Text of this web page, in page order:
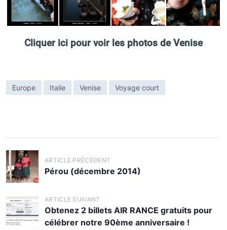
Cliquer ici pour voir les photos de Venise
Europe Italie Venise Voyage court
N
a
v
i
g
ARTICLE PRÉCÉDENT
Pérou (décembre 2014)
ARTICLE SUIVANT
Obtenez 2 billets AIR RANCE gratuits pour
célébrer notre 90ème anniversaire !